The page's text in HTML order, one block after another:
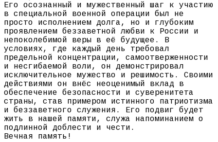
Его осознанный и мужественный шаг к участию
в специальной военной операции был не
просто исполнением долга, но и глубоким
проявлением беззаветной любви к России и
непоколебимой веры в её будущее. В
условиях, где каждый день требовал
предельной концентрации, самоотверженности
и несгибаемой воли, он демонстрировал
исключительное мужество и решимость. Своими
действиями он внёс неоценимый вклад в
обеспечение безопасности и суверенитета
страны, став примером истинного патриотизма
и беззаветного служения. Его подвиг будет
жить в нашей памяти, служа напоминанием о
подлинной доблести и чести.
Вечная память!